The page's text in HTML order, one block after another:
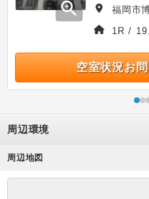
zoom_in
福岡市
1R /
空室状況お
周辺環境
周辺地図